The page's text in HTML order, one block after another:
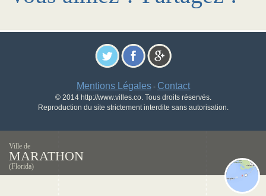
Mentions Légales- Contact
© 2014 http://www.villes.co. Tous droits réservés.
Reproduction du site strictement interdite sans autorisation.
Ville de
MARATHON
(Florida)